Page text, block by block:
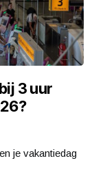
3 uur
je vakantiedag